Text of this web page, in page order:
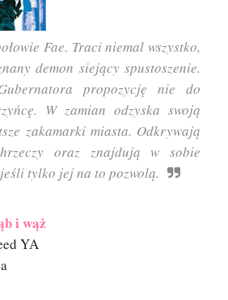
Fae. Traci niemal wszystko,
demon siejący spustoszenie.
propozycję nie do
W zamian odzyska swoją
zakamarki miasta. Odkrywają
oraz znajdują w sobie
tylko jej na to pozwolą.
i wąż
YA